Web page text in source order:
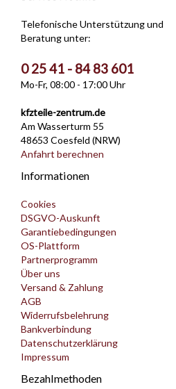
Telefonische Unterstützung und
Beratung unter:
0 25 41 - 84 83 601
Mo-Fr, 08:00 - 17:00 Uhr
kfzteile-zentrum.de
Am Wasserturm 55
48653 Coesfeld (NRW)
Anfahrt berechnen
Informationen
Cookies
DSGVO-Auskunft
Garantiebedingungen
OS-Plattform
Partnerprogramm
Über uns
Versand & Zahlung
AGB
Widerrufsbelehrung
Bankverbindung
Datenschutzerklärung
Impressum
Bezahlmethoden